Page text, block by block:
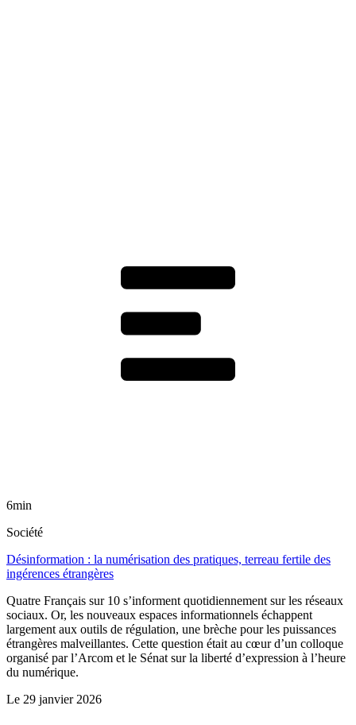
6min
Société
Désinformation : la numérisation des pratiques, terreau fertile des
ingérences étrangères
Quatre Français sur 10 s’informent quotidiennement sur les réseaux
sociaux. Or, les nouveaux espaces informationnels échappent
largement aux outils de régulation, une brèche pour les puissances
étrangères malveillantes. Cette question était au cœur d’un colloque
organisé par l’Arcom et le Sénat sur la liberté d’expression à l’heure
du numérique.
Le 29 janvier 2026